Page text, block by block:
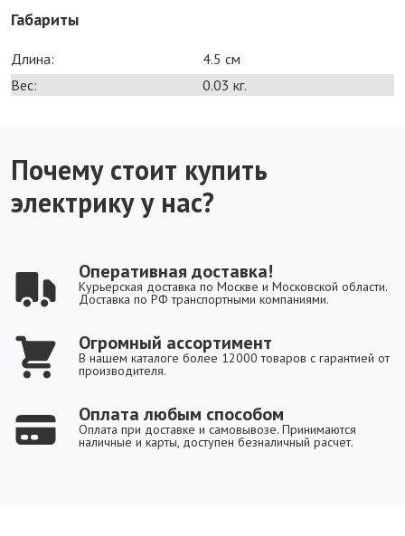
Габариты
Длина:
4.5 см
Вес:
0.03 кг.
Почему стоит купить
электрику у нас?
Оперативная доставка!
Курьерская доставка по Москве и Московской области.
Доставка по РФ транспортными компаниями.
Огромный ассортимент
В нашем каталоге более 12000 товаров с гарантией от
производителя.
Оплата любым способом
Оплата при доставке и самовывозе. Принимаются
наличные и карты, доступен безналичный расчет.